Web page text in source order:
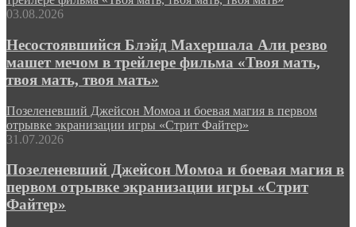
03.08.2026
Несостоявшийся Блэйд Махершала Али резво
машет мечом в трейлере фильма «Твоя мать,
твоя мать, твоя мать»
Позеленевший Джейсон Момоа и боевая магия в первом
отрывке экранизации игры «Стрит Файтер»
31.07.2026
Позеленевший Джейсон Момоа и боевая магия в
первом отрывке экранизации игры «Стрит
Файтер»